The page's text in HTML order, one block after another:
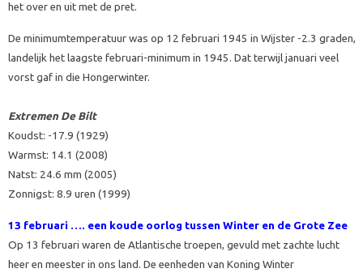
het over en uit met de pret.
De minimumtemperatuur was op 12 februari 1945 in Wijster -2.3 graden,
landelijk het laagste februari-minimum in 1945. Dat terwijl januari veel
vorst gaf in die Hongerwinter.
Extremen De Bilt
Koudst: -17.9 (1929)
Warmst: 14.1 (2008)
Natst: 24.6 mm (2005)
Zonnigst: 8.9 uren (1999)
13 februari …. een koude oorlog tussen Winter en de Grote Zee
Op 13 februari waren de Atlantische troepen, gevuld met zachte lucht
heer en meester in ons land. De eenheden van Koning Winter